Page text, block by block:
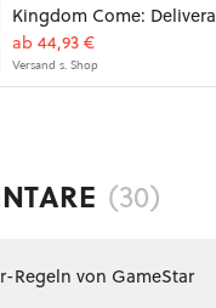
Kingdom Come:
ab 44,93 €
Versand s. Shop
(30)
Regeln von GameStar